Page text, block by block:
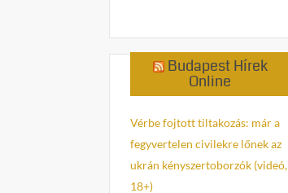
Budapest Hírek
Online
Vérbe fojtott tiltakozás: már a
fegyvertelen civilekre lőnek az
ukrán kényszertoborzók (videó,
18+)